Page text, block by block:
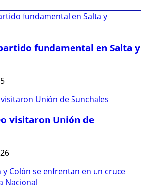
fundamental en Salta y
visitaron Unión de